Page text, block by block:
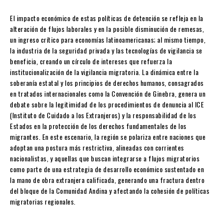
El impacto económico de estas políticas de detención se refleja en la
alteración de flujos laborales y en la posible disminución de remesas,
un ingreso crítico para economías latinoamericanas; al mismo tiempo,
la industria de la seguridad privada y las tecnologías de vigilancia se
beneficia, creando un círculo de intereses que refuerza la
institucionalización de la vigilancia migratoria. La dinámica entre la
soberanía estatal y los principios de derechos humanos, consagrados
en tratados internacionales como la Convención de Ginebra, genera un
debate sobre la legitimidad de los procedimientos de denuncia al ICE
(Instituto de Cuidado a los Extranjeros) y la responsabilidad de los
Estados en la protección de los derechos fundamentales de los
migrantes. En este escenario, la región se polariza entre naciones que
adoptan una postura más restrictiva, alineadas con corrientes
nacionalistas, y aquellas que buscan integrarse a flujos migratorios
como parte de una estrategia de desarrollo económico sustentado en
la mano de obra extranjera calificada, generando una fractura dentro
del bloque de la Comunidad Andina y afectando la cohesión de políticas
migratorias regionales.